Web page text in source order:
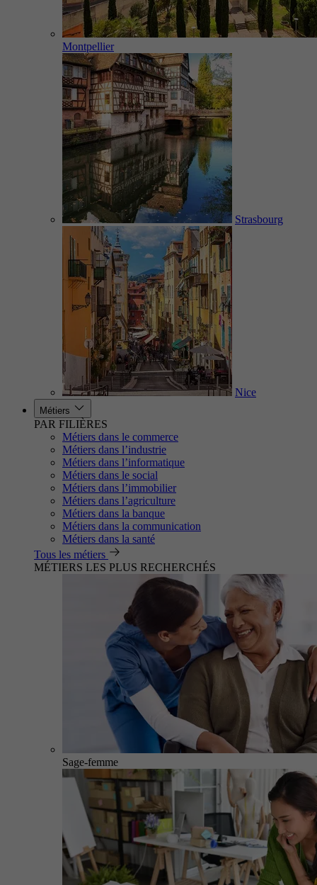
Montpellier
Strasbourg
Nice
Métiers
PAR FILIÈRES
Métiers dans le commerce
Métiers dans l’industrie
Métiers dans l’informatique
Métiers dans le social
Métiers dans l’immobilier
Métiers dans l’agriculture
Métiers dans la banque
Métiers dans la communication
Métiers dans la santé
Tous les métiers
MÉTIERS LES PLUS RECHERCHÉS
Sage-femme